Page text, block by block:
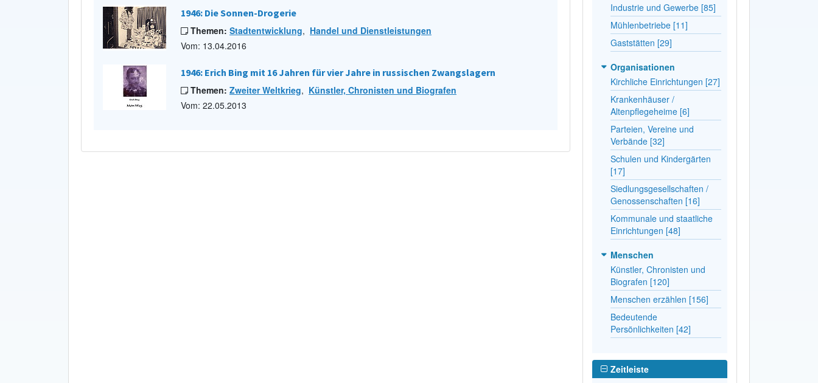
1946: Die Sonnen-Drogerie
Themen: Stadtentwicklung, Handel und Dienstleistungen
Vom: 13.04.2016
1946: Erich Bing mit 16 Jahren für vier Jahre in russischen Zwangslagern
Themen: Zweiter Weltkrieg, Künstler, Chronisten und Biografen
Vom: 22.05.2013
Industrie und Gewerbe [85]
Mühlenbetriebe [11]
Gaststätten [29]
Organisationen
Kirchliche Einrichtungen [27]
Krankenhäuser /
Altenpflegeheime [6]
Parteien, Vereine und
Verbände [32]
Schulen und Kindergärten
[17]
Siedlungsgesellschaften /
Genossenschaften [16]
Kommunale und staatliche
Einrichtungen [48]
Menschen
Künstler, Chronisten und
Biografen [120]
Menschen erzählen [156]
Bedeutende
Persönlichkeiten [42]
Zeitleiste